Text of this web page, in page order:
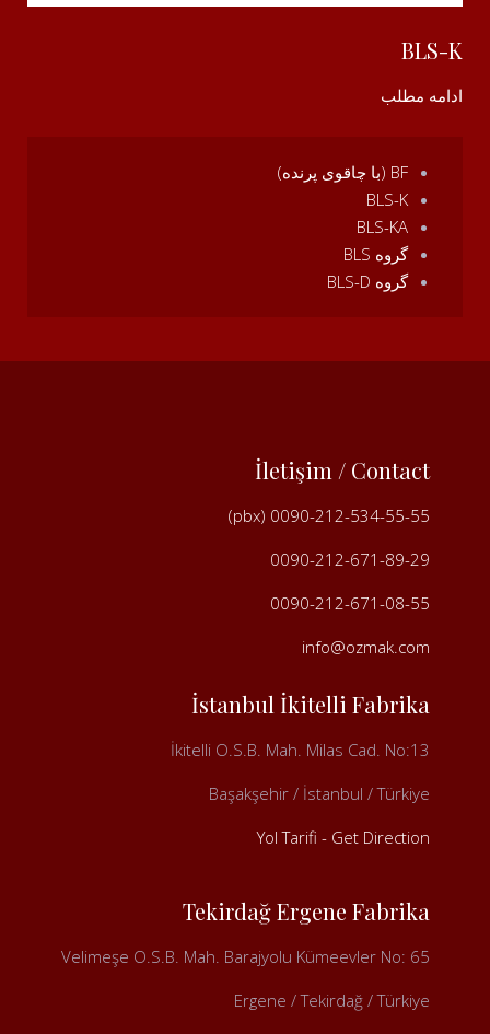
BLS-K
ادامه مطلب
BF (با چاقوی پرنده)
BLS-K
BLS-KA
گروه BLS
گروه BLS-D
İletişim / Contact
0090-212-534-55-55 (pbx)
0090-212-671-89-29
0090-212-671-08-55
info@ozmak.com
İstanbul İkitelli Fabrika
İkitelli O.S.B. Mah. Milas Cad. No:13
Başakşehir / İstanbul / Türkiye
Yol Tarifi - Get Direction
Tekirdağ Ergene Fabrika
Velimeşe O.S.B. Mah. Barajyolu Kümeevler No: 65
Ergene / Tekirdağ / Türkiye